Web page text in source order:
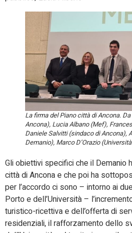
La firma del Piano città di Ancona.
Ancona), Lucia Albano (Mef),
Daniele Salvitti (sindaco di Ancona),
Demanio), Marco D’Orazio
Gli obiettivi specifici che il Demanio
città di Ancona e che poi ha
per l’accordo ci sono – intorno ai
Porto e dell’Università –
turistico-ricettiva e dell’offerta di
residenziali, il rafforzamento dello